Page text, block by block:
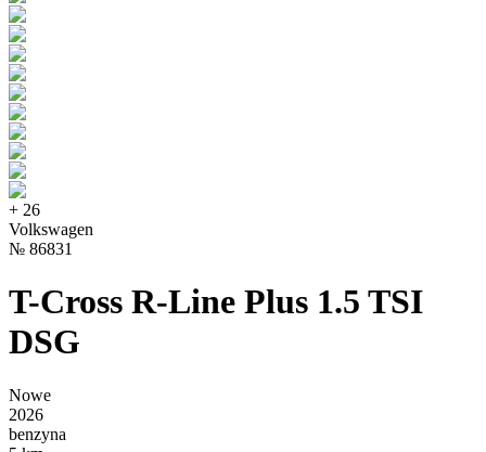
+ 26
Volkswagen
№ 86831
T-Cross R-Line Plus 1.5 TSI
DSG
Nowe
2026
benzyna